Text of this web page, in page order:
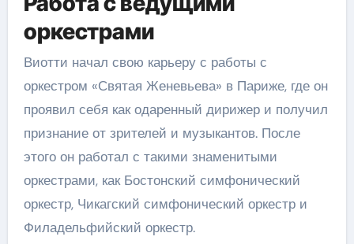
оркестрами
Виотти начал свою карьеру с работы с
оркестром «Святая Женевьева» в Париже, где он
проявил себя как одаренный дирижер и получил
признание от зрителей и музыкантов. После
этого он работал с такими знаменитыми
оркестрами, как Бостонский симфонический
оркестр, Чикагский симфонический оркестр и
Филадельфийский оркестр.